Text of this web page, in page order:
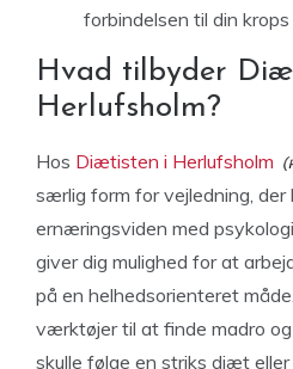
forbindelsen til din krops
Hvad tilbyder
Herlufsholm?
Hos Diætisten i Herlufsholm
særlig form for vejledning, der
ernæringsviden med
giver dig mulighed for at
på en helhedsorienteret
værktøjer til at finde madro
skulle følge en striks diæt